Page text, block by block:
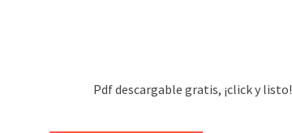
Pdf descargable gratis, ¡click y listo!